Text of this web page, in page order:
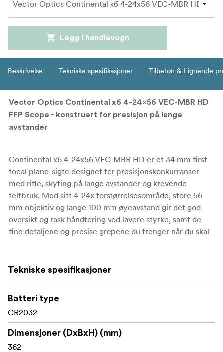
Legg i handlevogn
Beskrivelse Tekniske spesifikasjoner Tilbehør & Lignende
Vector Optics Continental x6 4-24x56 VEC-MBR HD
FFP Scope - konstruert for presisjon på lange
avstander
Continental x6 4-24x56 VEC-MBR HD er et 34 mm first
focal plane-sigte designet for presisjonskonkurranser
med rifle, skyting på lange avstander og krevende
feltbruk. Med sitt 4-24x forstørrelsesområde, store 56
mm objektiv og lange 100 mm øyeavstand gir det god
oversikt og rask håndtering ved lavere styrke, samt de
fine detaljene og presise grepene du trenger når du skal
Kompromissløs optisk ytelse
objektivsystem med høy transmisjon kombinert med
LaREE HD-glass og VePRO fullt multibelagte overflater.
Denne avanserte optiske stakken er utformet for å gi ca.
90 % lystransmisjon, noe som gir et lyssterkt, krystallklart
Tekniske spesifikasjoner
Batteri type
CR2032
Dimensjoner (DxBxH) (mm)
362